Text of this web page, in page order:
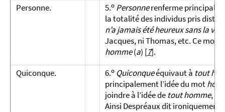
Personne.
5.o Personnerenferme
la totalité des individus pris
n’a jamais été heureux sans la
Jacques, ni Thomas, etc. Ce mot
homme(a) [7].
Quiconque.
6.o Quiconqueéquivaut à tout
principalement l’idée du mot
joindre à l’idée de tout homme,
Ainsi Despréaux dit ironiquement :